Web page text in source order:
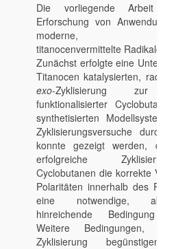
Die vorliegende Arbeit
Erforschung von
moderne,
titanocenvermittelte
Zunächst erfolgte eine
Titanocen katalysierten,
exo-Zyklisierung zur
funktionalisierter
synthetisierten
Zyklisierungsversuche
konnte gezeigt werden,
erfolgreiche
Cyclobutanen die korrekte
Polaritäten innerhalb des
eine notwendige,
hinreichende Bedingung
Weitere Bedingungen,
Zyklisierung begünstigen,